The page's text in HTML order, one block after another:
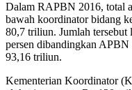
Dalam RAPBN 2016, total
bawah koordinator bidang
80,7 triliun. Jumlah
persen dibandingkan
93,16 triliun.
Kementerian Koordinator